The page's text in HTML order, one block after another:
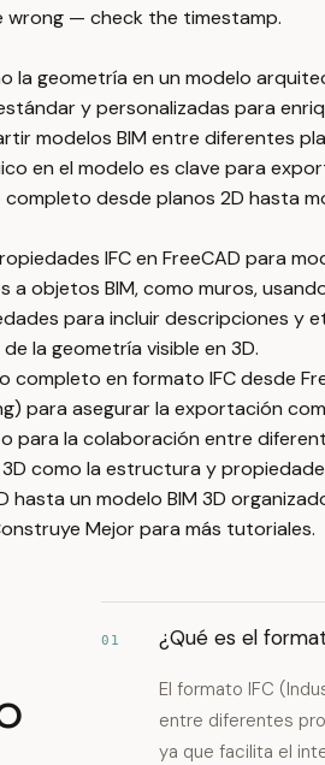
— check the timestamp.
la geometría en un modelo
y personalizadas para
modelos BIM entre diferentes
en el modelo es clave para
desde planos 2D hasta
IFC en FreeCAD para
objetos BIM, como muros,
para incluir descripciones y
la geometría visible en 3D.
en formato IFC desde
para asegurar la exportación
para la colaboración entre
como la estructura y
un modelo BIM 3D
Mejor para más tutoriales.
01 ¿Qué es el
El formato IFC
entre diferentes
ya que facilita el